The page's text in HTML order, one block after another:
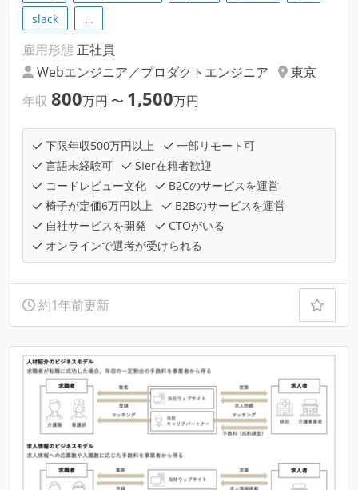
slack
…
雇用形態 正社員
Webエンジニア／プロダクトエンジニア
東京
年収 800万円 〜 1,500万円
下限年収500万円以上
一部リモート可
言語未経験可
SIer在籍者歓迎
コードレビュー文化
B2Cのサービスを運営
椅子が定価6万円以上
B2Bのサービスを運営
自社サービスを開発
CTOがいる
オンラインで選考が受けられる
約1年前更新